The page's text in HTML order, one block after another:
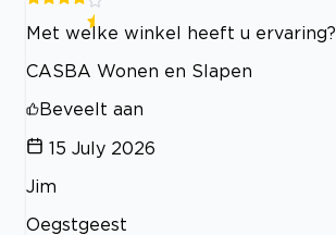
Met welke winkel heeft u ervaring?
CASBA Wonen en Slapen
Beveelt aan
15 July 2026
Jim
Oegstgeest